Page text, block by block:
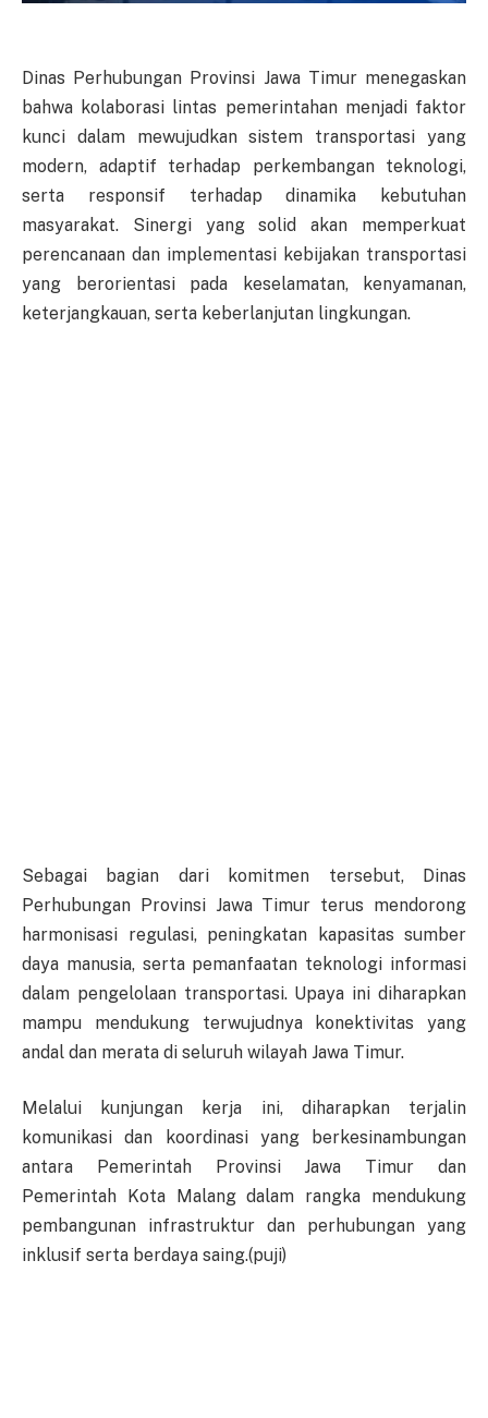
Dinas Perhubungan Provinsi Jawa Timur menegaskan
bahwa kolaborasi lintas pemerintahan menjadi faktor
kunci dalam mewujudkan sistem transportasi yang
modern, adaptif terhadap perkembangan teknologi,
serta responsif terhadap dinamika kebutuhan
masyarakat. Sinergi yang solid akan memperkuat
perencanaan dan implementasi kebijakan transportasi
yang berorientasi pada keselamatan, kenyamanan,
keterjangkauan, serta keberlanjutan lingkungan.
Sebagai bagian dari komitmen tersebut, Dinas
Perhubungan Provinsi Jawa Timur terus mendorong
harmonisasi regulasi, peningkatan kapasitas sumber
daya manusia, serta pemanfaatan teknologi informasi
dalam pengelolaan transportasi. Upaya ini diharapkan
mampu mendukung terwujudnya konektivitas yang
andal dan merata di seluruh wilayah Jawa Timur.
Melalui kunjungan kerja ini, diharapkan terjalin
komunikasi dan koordinasi yang berkesinambungan
antara Pemerintah Provinsi Jawa Timur dan
Pemerintah Kota Malang dalam rangka mendukung
pembangunan infrastruktur dan perhubungan yang
inklusif serta berdaya saing.(puji)